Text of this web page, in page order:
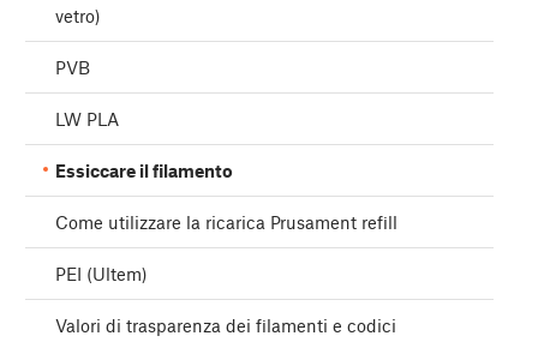
vetro)
PVB
LW PLA
Essiccare il filamento
Come utilizzare la ricarica Prusament refill
PEI (Ultem)
Valori di trasparenza dei filamenti e codici